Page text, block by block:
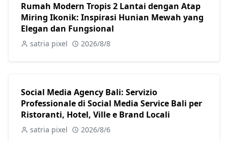
Rumah Modern Tropis 2 Lantai dengan Atap
Miring Ikonik: Inspirasi Hunian Mewah yang
Elegan dan Fungsional
satria pixel 2026/8/8
Social Media Agency Bali: Servizio
Professionale di Social Media Service Bali per
Ristoranti, Hotel, Ville e Brand Locali
satria pixel 2026/8/6